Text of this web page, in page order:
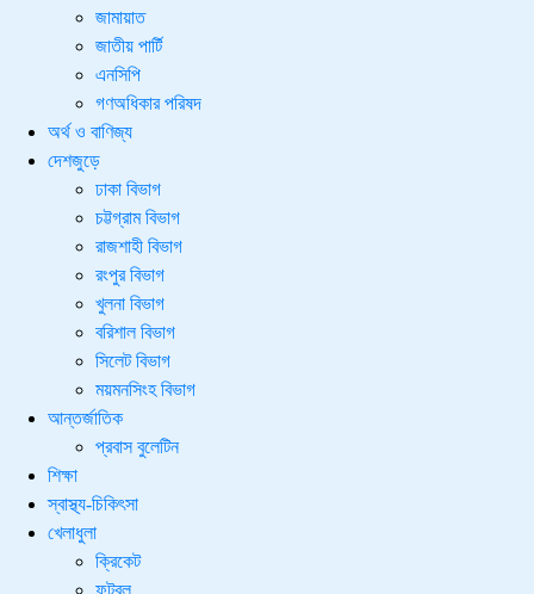
জামায়াত
জাতীয় পার্টি
এনসিপি
গণঅধিকার পরিষদ
অর্থ ও বাণিজ্য
দেশজুড়ে
ঢাকা বিভাগ
চট্টগ্রাম বিভাগ
রাজশাহী বিভাগ
রংপুর বিভাগ
খুলনা বিভাগ
বরিশাল বিভাগ
সিলেট বিভাগ
ময়মনসিংহ বিভাগ
আন্তর্জাতিক
প্রবাস বুলেটিন
শিক্ষা
স্বাস্থ্য-চিকিৎসা
খেলাধুলা
ক্রিকেট
ফুটবল